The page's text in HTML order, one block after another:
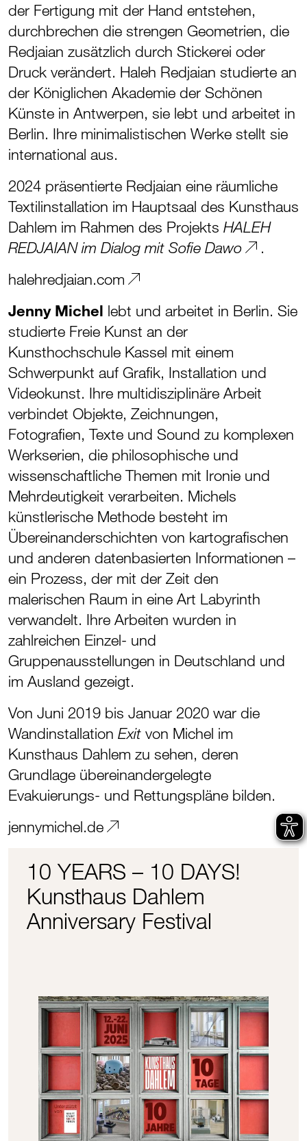
der Fertigung mit der Hand entstehen,
durchbrechen die strengen Geometrien, die
Redjaian zusätzlich durch Stickerei oder
Druck verändert. Haleh Redjaian studierte an
der Königlichen Akademie der Schönen
Künste in Antwerpen, sie lebt und arbeitet in
Berlin. Ihre minimalistischen Werke stellt sie
international aus.
2024 präsentierte Redjaian eine räumliche
Textilinstallation im Hauptsaal des Kunsthaus
Dahlem im Rahmen des Projekts HALEH
REDJAIAN im Dialog mit Sofie Dawo
.
halehredjaian.com
Jenny Michel lebt und arbeitet in Berlin. Sie
studierte Freie Kunst an der
Kunsthochschule Kassel mit einem
Schwerpunkt auf Grafik, Installation und
Videokunst. Ihre multidisziplinäre Arbeit
verbindet Objekte, Zeichnungen,
Fotografien, Texte und Sound zu komplexen
Werkserien, die philosophische und
wissenschaftliche Themen mit Ironie und
Mehrdeutigkeit verarbeiten. Michels
künstlerische Methode besteht im
Übereinanderschichten von kartografischen
und anderen datenbasierten Informationen –
ein Prozess, der mit der Zeit den
malerischen Raum in eine Art Labyrinth
verwandelt. Ihre Arbeiten wurden in
zahlreichen Einzel- und
Gruppenausstellungen in Deutschland und
im Ausland gezeigt.
Von Juni 2019 bis Januar 2020 war die
Wandinstallation Exit von Michel im
Kunsthaus Dahlem zu sehen, deren
Grundlage übereinandergelegte
Evakuierungs- und Rettungspläne bilden.
jennymichel.de
10 YEARS – 10 DAYS!
Kunsthaus Dahlem
Anniversary Festival